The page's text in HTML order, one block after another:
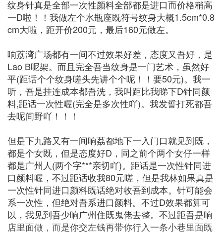
纹身针真是全部一次性颜料全部都是进口而价格稍高
一D啦！！我做左个水瓶座既符号纹身大概1.5cm*0.8
cm大啦，距开价200元，最后160元做左。
响荔湾广场都有一间不过效果好差，态度又吾好，是
Lao B呢架。而且完全吾当纹身是一门艺术，虽然好
平(距话个个纹身嗟头先讲个个呢！！要50元)。我一
听，吾是挂连成本都吾洗，我叫距比我睇下D针同颜
料,距话一次性喔(完全是多次性吖)。我发誓打死都吾
去呢间野吖！！！
但是下九路又有一间响荔都地下一入门口就见到既，
都是个女既，但是态度好D，同之前个两个女仔一样
都是广州人(两个字***亲切吖)。距话是一次性针同进
口颜料喔，不过距话收我80元嗟，但是我林如果真是
一次性针同进口颜料既话绝对收吾到成本。针可能会
系一次性，但绝对吾系进口颜料。不过D效果都算可
以，我见到吾少响广州住既鬼佬去整。不过距吾是响
店里面做，而是你交左钱再带你行入一条小巷里面既